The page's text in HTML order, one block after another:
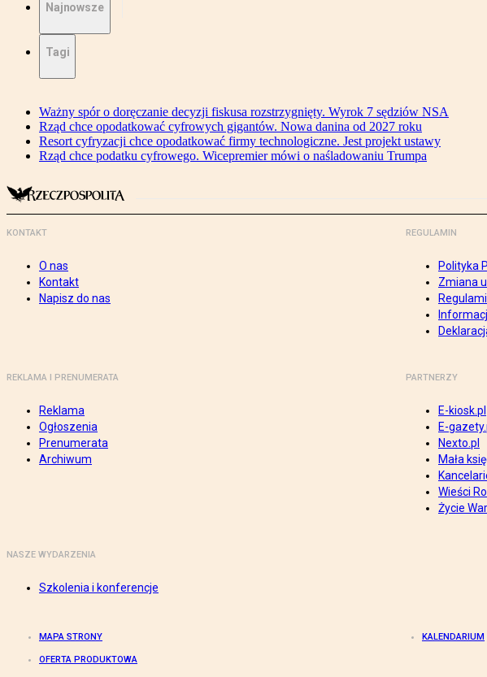
Najnowsze
Tagi
Ważny spór o doręczanie decyzji fiskusa rozstrzygnięty. Wyrok 7 sędziów NSA
Rząd chce opodatkować cyfrowych gigantów. Nowa danina od 2027 roku
Resort cyfryzacji chce opodatkować firmy technologiczne. Jest projekt ustawy
Rząd chce podatku cyfrowego. Wicepremier mówi o naśladowaniu Trumpa
KONTAKT
O nas
Kontakt
Napisz do nas
REGULAMIN
Polityka
Zmiana
REKLAMA I PRENUMERATA
Reklama
Ogłoszenia
Prenumerata
Archiwum
PARTNERZY
E-kiosk.pl
E-
Nexto.pl
Mała
Wieści
Życie
NASZE WYDARZENIA
Szkolenia i konferencje
MAPA STRONY KALENDARIUM
OFERTA PRODUKTOWA